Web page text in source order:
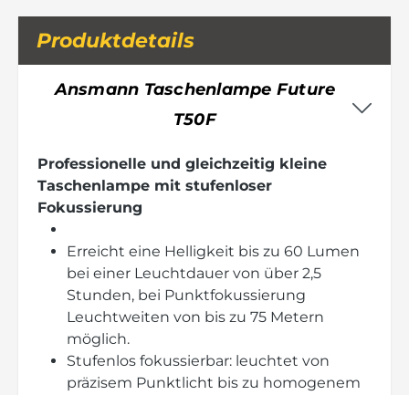
Produktdetails
Ansmann Taschenlampe Future
T50F
Professionelle und gleichzeitig kleine
Taschenlampe mit stufenloser
Fokussierung
Erreicht eine Helligkeit bis zu 60 Lumen
bei einer Leuchtdauer von über 2,5
Stunden, bei Punktfokussierung
Leuchtweiten von bis zu 75 Metern
möglich.
Stufenlos fokussierbar: leuchtet von
präzisem Punktlicht bis zu homogenem